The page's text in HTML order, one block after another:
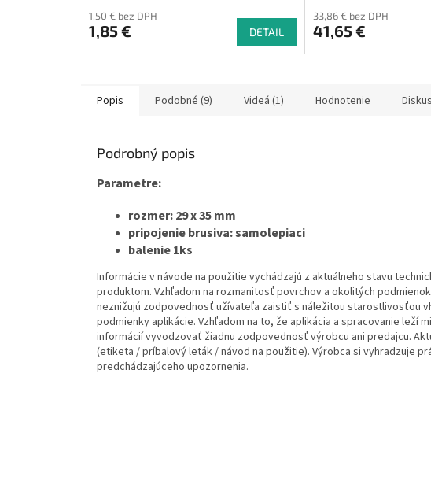
1,50 € bez DPH
1,85 € DETAIL
33,86 € bez DPH
41,65 €
Popis Podobné (9) Videá (1) Hodnotenie
Podrobný popis
Parametre:
rozmer: 29 x 35 mm
pripojenie brusiva: samolepiaci
balenie 1ks
Informácie v návode na použitie vychádzajú z aktuálneho stavu
produktom. Vzhľadom na rozmanitosť povrchov a okolitých
neznižujú zodpovednosť užívateľa zaistiť s náležitou starostlivosťou
podmienky aplikácie. Vzhľadom na to, že aplikácia a spracovanie leží
informácií vyvodzovať žiadnu zodpovednosť výrobcu ani predajcu.
(etiketa / príbalový leták / návod na použitie). Výrobca si vyhradzuje
predchádzajúceho upozornenia.